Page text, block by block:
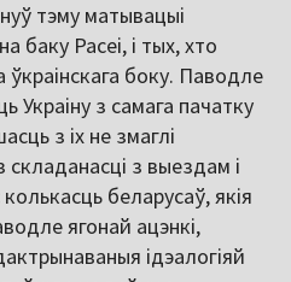
тэму матывацыі
баку Расеі, і тых, хто
боку. Паводле
Украіну з самага пачатку
з іх не змаглі
з выездам і
беларусаў, якія
ягонай ацэнкі,
ідэалогіяй